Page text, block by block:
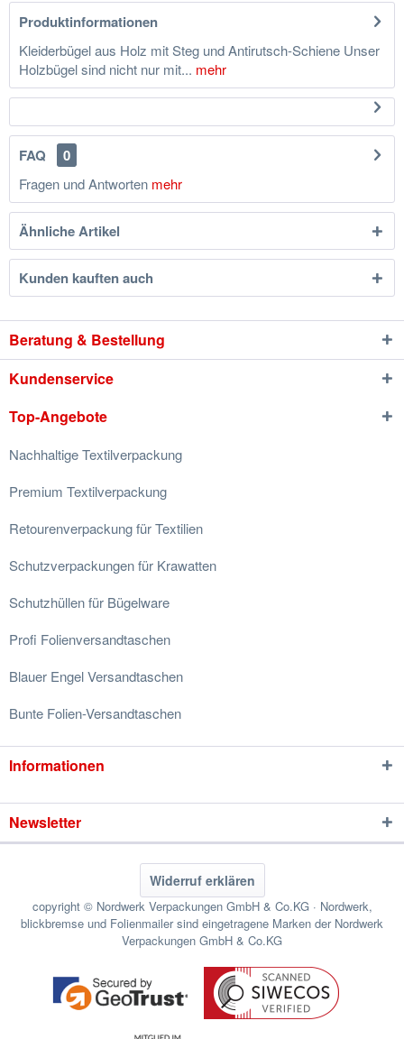
Produktinformationen
Kleiderbügel aus Holz mit Steg und Antirutsch-Schiene Unser
Holzbügel sind nicht nur mit... mehr
FAQ 0
Fragen und Antworten mehr
Ähnliche Artikel
Kunden kauften auch
Beratung & Bestellung
Kundenservice
Top-Angebote
Nachhaltige Textilverpackung
Premium Textilverpackung
Retourenverpackung für Textilien
Schutzverpackungen für Krawatten
Schutzhüllen für Bügelware
Profi Folienversandtaschen
Blauer Engel Versandtaschen
Bunte Folien-Versandtaschen
Informationen
Newsletter
Widerruf erklären
copyright © Nordwerk Verpackungen GmbH & Co.KG · Nordwerk,
blickbremse und Folienmailer sind eingetragene Marken der Nordwerk
Verpackungen GmbH & Co.KG